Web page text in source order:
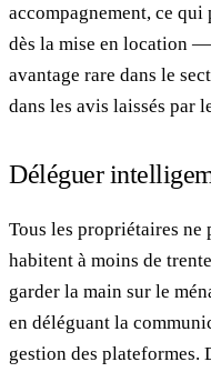
accompagnement, ce qui
dès la mise en location —
avantage rare dans le
dans les avis laissés par
Déléguer
Tous les propriétaires ne
habitent à moins de
garder la main sur le
en déléguant la
gestion des plateformes.